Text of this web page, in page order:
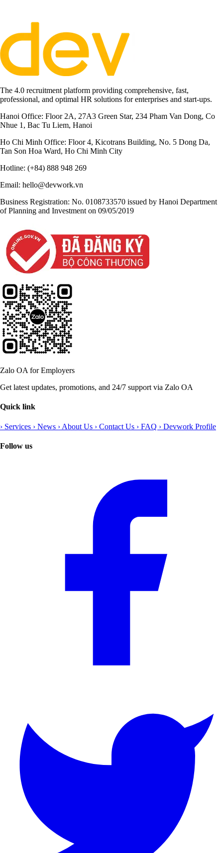
The 4.0 recruitment platform providing comprehensive, fast,
professional, and optimal HR solutions for enterprises and start-ups.
Hanoi Office: Floor 2A, 27A3 Green Star, 234 Pham Van Dong, Co
Nhue 1, Bac Tu Liem, Hanoi
Ho Chi Minh Office: Floor 4, Kicotrans Building, No. 5 Dong Da,
Tan Son Hoa Ward, Ho Chi Minh City
Hotline: (+84) 888 948 269
Email: hello@devwork.vn
Business Registration: No. 0108733570 issued by Hanoi Department
of Planning and Investment on 09/05/2019
Zalo OA for Employers
Get latest updates, promotions, and 24/7 support via Zalo OA
Quick link
› Services › News › About Us › Contact Us › FAQ › Devwork Profile
Follow us